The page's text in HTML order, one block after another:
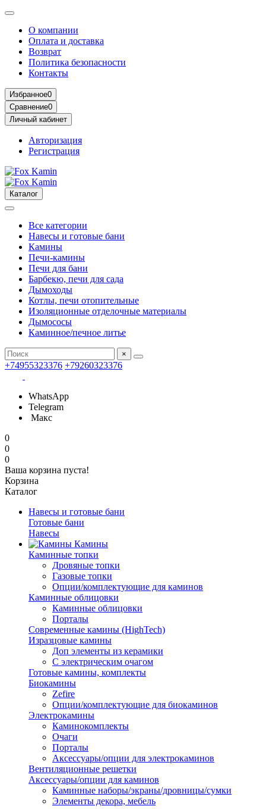
О компании
Оплата и доставка
Возврат
Политика безопасности
Контакты
Избранное0
Сравнение0
Личный кабинет
Авторизация
Регистрация
Каталог
Все категории
Навесы и готовые бани
Камины
Печи-камины
Печи для бани
Барбекю, печи для сада
Дымоходы
Котлы, печи отопительные
Изоляционные отделочные материалы
Дымососы
Каминное/печное литье
×
+74955323376 +79260323376
WhatsApp
Telegram
Макс
0
0
0
Ваша корзина пуста!
Корзина
Каталог
Навесы и готовые бани
Готовые бани
Навесы
Камины
Каминные топки
Дровяные топки
Газовые топки
Опции/комплектующие для каминов
Каминные облицовки
Каминные облицовки
Порталы
Современные камины (HighTech)
Изразцовые камины
Доп элементы из керамики
С электрическим очагом
Готовые камины, комплекты
Биокамины
Zefire
Опции/комплектующие для биокаминов
Электрокамины
Каминокомплекты
Очаги
Порталы
Аксессуары/опции для электрокаминов
Вентиляционные решетки
Аксессуары/опции для каминов
Каминные наборы/экраны/дровницы/сумки
Элементы декора, мебель